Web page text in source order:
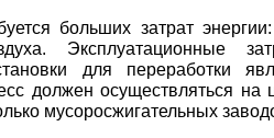
больших затрат
Эксплуатационные
для переработки
должен осуществляться на
мусоросжигательных